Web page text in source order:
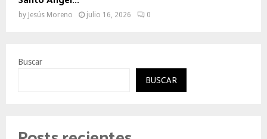
by Jesús Moreno julio 16, 2026 0
Buscar
BUSCAR